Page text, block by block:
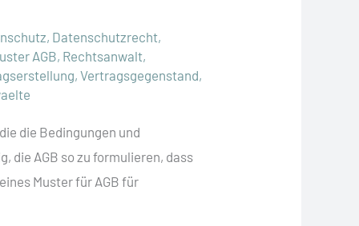
, Datenschutzrecht,
AGB, Rechtsanwalt,
,Vertragsgegenstand,
die Bedingungen und
die AGB so zu formulieren, dass
Muster für AGB für